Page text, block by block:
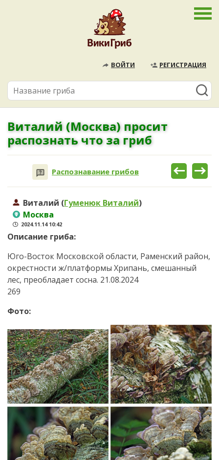
ВОЙТИ РЕГИСТРАЦИЯ
Виталий (Москва) просит
распознать что за гриб
Распознавание грибов
Виталий (Гуменюк Виталий)
Москва
2024.11.14 10:42
Описание гриба:
Юго-Восток Московской области, Раменский район,
окрестности ж/платформы Хрипань, смешанный
лес, преобладает сосна. 21.08.2024
269
Фото: